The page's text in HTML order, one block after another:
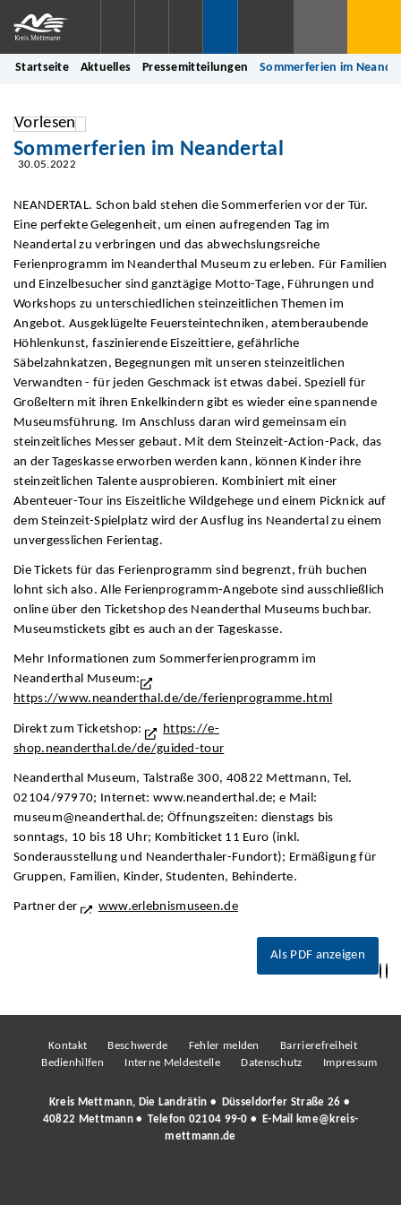
Startseite Aktuelles Pressemitteilungen Sommerferien im
Vorlesen
Sommerferien im Neandertal
30.05.2022
NEANDERTAL. Schon bald stehen die Sommerferien vor der Tür.
Eine perfekte Gelegenheit, um einen aufregenden Tag im
Neandertal zu verbringen und das abwechslungsreiche
Ferienprogramm im Neanderthal Museum zu erleben. Für Familien
und Einzelbesucher sind ganztägige Motto-Tage, Führungen und
Workshops zu unterschiedlichen steinzeitlichen Themen im
Angebot. Ausgeklügelte Feuersteintechniken, atemberaubende
Höhlenkunst, faszinierende Eiszeittiere, gefährliche
Säbelzahnkatzen, Begegnungen mit unseren steinzeitlichen
Verwandten - für jeden Geschmack ist etwas dabei. Speziell für
Großeltern mit ihren Enkelkindern gibt es wieder eine spannende
Museumsführung. Im Anschluss daran wird gemeinsam ein
steinzeitliches Messer gebaut. Mit dem Steinzeit-Action-Pack, das
an der Tageskasse erworben werden kann, können Kinder ihre
steinzeitlichen Talente ausprobieren. Kombiniert mit einer
Abenteuer-Tour ins Eiszeitliche Wildgehege und einem Picknick auf
dem Steinzeit-Spielplatz wird der Ausflug ins Neandertal zu einem
unvergesslichen Ferientag.
Die Tickets für das Ferienprogramm sind begrenzt, früh buchen
lohnt sich also. Alle Ferienprogramm-Angebote sind ausschließlich
online über den Ticketshop des Neanderthal Museums buchbar.
Museumstickets gibt es auch an der Tageskasse.
Mehr Informationen zum Sommerferienprogramm im
Neanderthal Museum:
https://www.neanderthal.de/de/ferienprogramme.html
Direkt zum Ticketshop:
https://e-
shop.neanderthal.de/de/guided-tour
Neanderthal Museum, Talstraße 300, 40822 Mettmann, Tel.
02104/97970; Internet: www.neanderthal.de; e Mail:
museum@neanderthal.de; Öffnungszeiten: dienstags bis
sonntags, 10 bis 18 Uhr; Kombiticket 11 Euro (inkl.
Sonderausstellung und Neanderthaler-Fundort); Ermäßigung für
Gruppen, Familien, Kinder, Studenten, Behinderte.
Partner der www.erlebnismuseen.de
Als PDF anzeigen
Kontakt Beschwerde Fehler melden
Barrierefreiheit
Bedienhilfen
Interne Meldestelle Datenschutz Impressum
Kreis Mettmann, Die Landrätin • Düsseldorfer Straße 26 •
40822 Mettmann • Telefon 02104 99-0 • E-Mail
kme@kreis-
mettmann.de